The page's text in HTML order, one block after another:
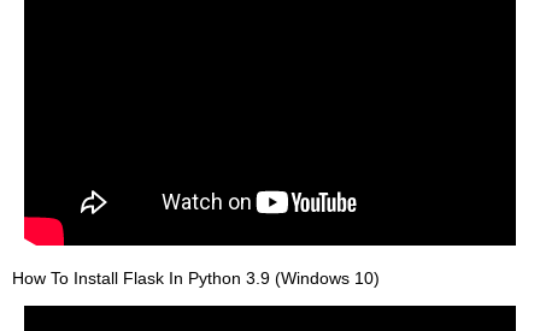
How To Install Flask In Python 3.9 (Windows 10)